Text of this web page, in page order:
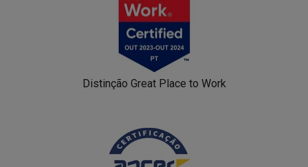
Distinção Great Place to Work